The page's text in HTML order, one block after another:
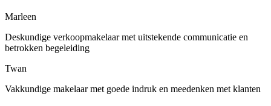
Marleen
Deskundige verkoopmakelaar met uitstekende communicatie en
betrokken begeleiding
Twan
Vakkundige makelaar met goede indruk en meedenken met klanten